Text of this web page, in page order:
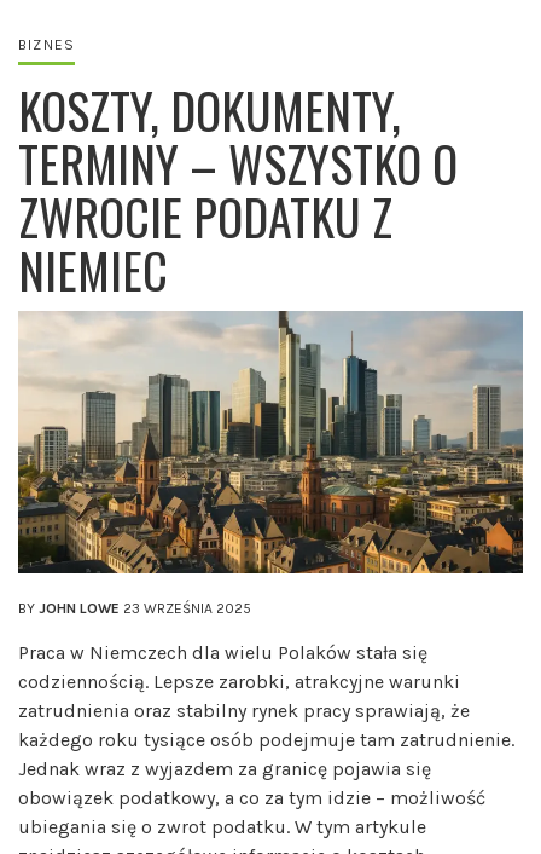
BIZNES
KOSZTY, DOKUMENTY,
TERMINY – WSZYSTKO O
ZWROCIE PODATKU Z
NIEMIEC
BY JOHN LOWE 23 WRZEŚNIA 2025
Praca w Niemczech dla wielu Polaków stała się
codziennością. Lepsze zarobki, atrakcyjne warunki
zatrudnienia oraz stabilny rynek pracy sprawiają, że
każdego roku tysiące osób podejmuje tam zatrudnienie.
Jednak wraz z wyjazdem za granicę pojawia się
obowiązek podatkowy, a co za tym idzie – możliwość
ubiegania się o zwrot podatku. W tym artykule